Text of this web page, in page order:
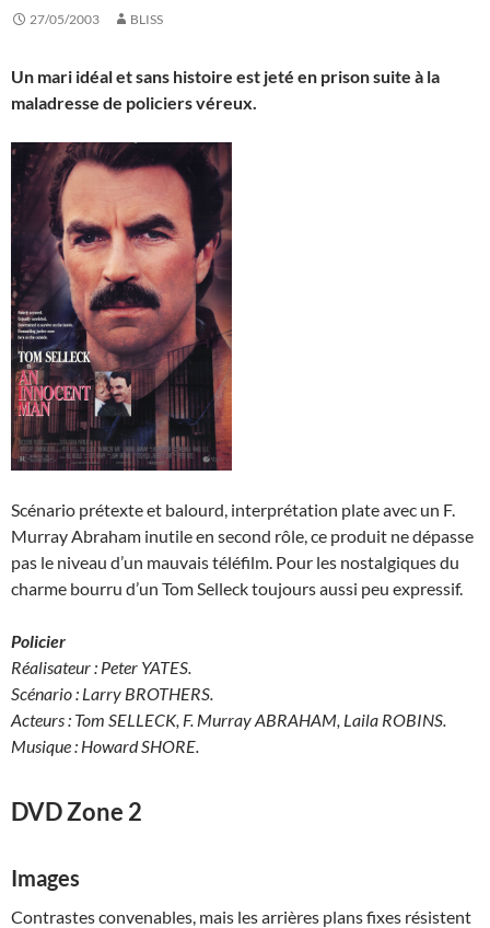
27/05/2003 BLISS
Un mari idéal et sans histoire est jeté en prison suite à la
maladresse de policiers véreux.
Scénario prétexte et balourd, interprétation plate avec un F.
Murray Abraham inutile en second rôle, ce produit ne dépasse
pas le niveau d’un mauvais téléfilm. Pour les nostalgiques du
charme bourru d’un Tom Selleck toujours aussi peu expressif.
Policier
Réalisateur : Peter YATES.
Scénario : Larry BROTHERS.
Acteurs : Tom SELLECK, F. Murray ABRAHAM, Laila ROBINS.
Musique : Howard SHORE.
DVD Zone 2
Images
Contrastes convenables, mais les arrières plans fixes résistent